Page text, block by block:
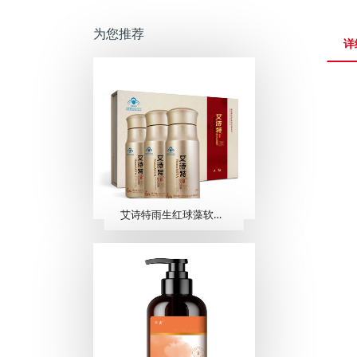
为您推荐
艾诗特雨生红球藻软胶囊 （60粒/瓶 ×3瓶/盒）